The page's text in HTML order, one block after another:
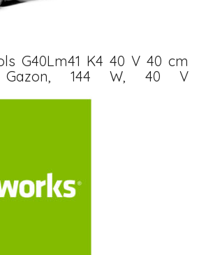
G40Lm41 K4 40 V 40 cm
Gazon, 144 W, 40 V